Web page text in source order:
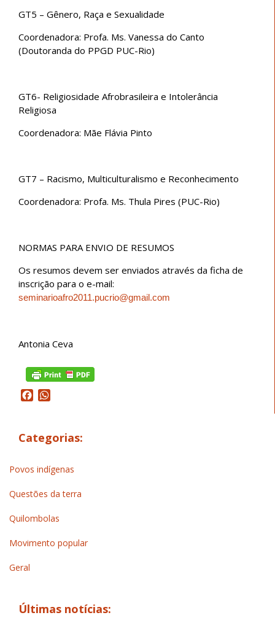
GT5 – Gênero, Raça e Sexualidade
Coordenadora: Profa. Ms. Vanessa do Canto
(Doutoranda do PPGD PUC-Rio)
GT6- Religiosidade Afrobrasileira e Intolerância
Religiosa
Coordenadora: Mãe Flávia Pinto
GT7 – Racismo, Multiculturalismo e Reconhecimento
Coordenadora: Profa. Ms. Thula Pires (PUC-Rio)
NORMAS PARA ENVIO DE RESUMOS
Os resumos devem ser enviados através da ficha de
inscrição para o e-mail:
seminarioafro2011.pucrio@gmail.com
Antonia Ceva
Facebook
Categorias:
Povos indígenas
Questões da terra
Quilombolas
Movimento popular
Geral
Últimas notícias: